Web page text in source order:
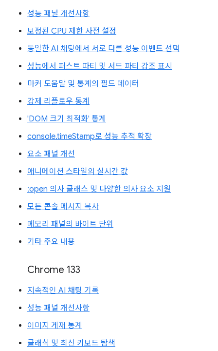
성능 패널 개선사항
보정된 CPU 제한 사전 설정
동일한 AI 채팅에서 서로 다른 성능 이벤트 선택
성능에서 퍼스트 파티 및 서드 파티 강조 표시
마커 도움말 및 통계의 필드 데이터
강제 리플로우 통계
'DOM 크기 최적화' 통계
console.timeStamp로 성능 추적 확장
요소 패널 개선
애니메이션 스타일의 실시간 값
:open 의사 클래스 및 다양한 의사 요소 지원
모든 콘솔 메시지 복사
메모리 패널의 바이트 단위
기타 주요 내용
Chrome 133
지속적인 AI 채팅 기록
성능 패널 개선사항
이미지 게재 통계
클래식 및 최신 키보드 탐색